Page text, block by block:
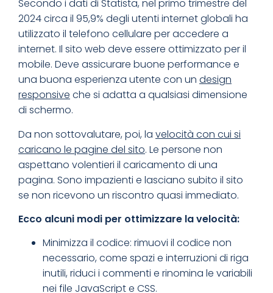
Secondo i dati di Statista, nel primo trimestre del
2024 circa il 95,9% degli utenti internet globali ha
utilizzato il telefono cellulare per accedere a
internet. Il sito web deve essere ottimizzato per il
mobile. Deve assicurare buone performance e
una buona esperienza utente con un design
responsive che si adatta a qualsiasi dimensione
di schermo.
Da non sottovalutare, poi, la velocità con cui si
caricano le pagine del sito. Le persone non
aspettano volentieri il caricamento di una
pagina. Sono impazienti e lasciano subito il sito
se non ricevono un riscontro quasi immediato.
Ecco alcuni modi per ottimizzare la velocità:
Minimizza il codice: rimuovi il codice non
necessario, come spazi e interruzioni di riga
inutili, riduci i commenti e rinomina le variabili
nei file JavaScript e CSS.